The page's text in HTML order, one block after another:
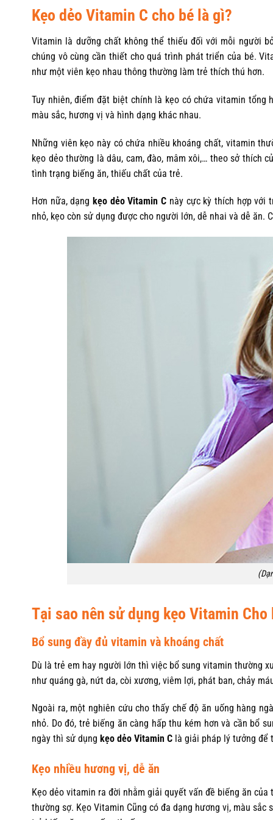
Kẹo dẻo Vitamin C cho bé là gì?
Vitamin là dưỡng chất không thể thiếu đối với mỗi người
chúng vô cùng cần thiết cho quá trình phát triển của bé.
như một viên kẹo nhau thông thường làm trẻ thích thú hơn.
Tuy nhiên, điểm đặt biệt chính là kẹo có chứa vitamin tổng
màu sắc, hương vị và hình dạng khác nhau.
Những viên kẹo này có chứa nhiều khoáng chất, vitamin
kẹo dẻo thường là dâu, cam, đào, mâm xôi,… theo sở thích
tình trạng biếng ăn, thiếu chất của trẻ.
Hơn nữa, dạng kẹo dẻo Vitamin C này cực kỳ thích hợp với
nhỏ, kẹo còn sử dụng được cho người lớn, dễ nhai và dễ ăn.
Tại sao nên sử dụng kẹo Vitamin Cho
Bổ sung đầy đủ vitamin và khoáng chất
Dù là trẻ em hay người lớn thì việc bổ sung vitamin thường
như quáng gà, nứt da, còi xương, viêm lợi, phát ban, chảy
Ngoài ra, một nghiên cứu cho thấy chế độ ăn uống hàng
nhỏ. Do đó, trẻ biếng ăn càng hấp thu kém hơn và cần bổ
ngày thì sử dụng kẹo dẻo Vitamin C là giải pháp lý tưởng
Kẹo nhiều hương vị, dễ ăn
Kẹo dẻo vitamin ra đời nhằm giải quyết vấn đề biếng ăn
thường sợ. Kẹo Vitamin Cũng có đa dạng hương vị, màu